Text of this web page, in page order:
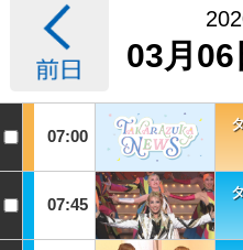
03月06
07:00
07:45